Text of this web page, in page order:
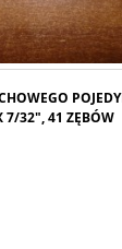
7/32", 41 ZĘBÓW